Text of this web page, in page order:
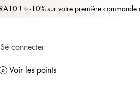
Se connecter
Voir les points